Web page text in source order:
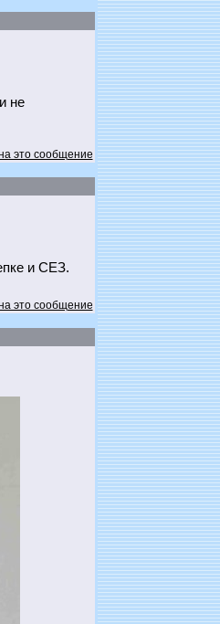
не
это сообщение
и СЕЗ.
это сообщение